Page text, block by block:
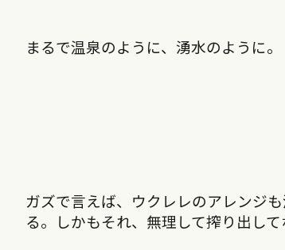
まるで温泉のように、湧水のように。
ガズで言えば、ウクレレのアレンジ
る。しかもそれ、無理して搾り出して